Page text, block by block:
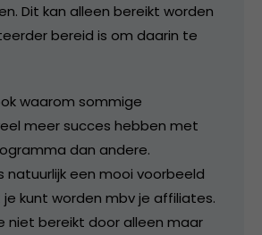
Dit kan alleen bereikt worden
bereid is om daarin te
waarom sommige
meer succes hebben met
dan andere.
natuurlijk een mooi voorbeeld
kunt worden mbv je affiliates.
niet bereikt door alleen maar